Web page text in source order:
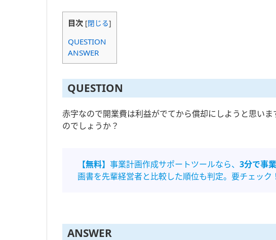
目次 [閉じる]
QUESTION
ANSWER
QUESTION
赤字なので開業費は利益がでてから償却にしようと思い
のでしょうか？
【無料】 事業計画作成サポートツールなら、 3分で事
画書を先輩経営者と比較した順位も判定。要チェック
ANSWER